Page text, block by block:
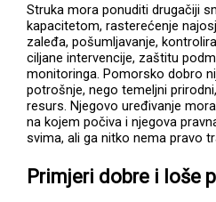
Struka mora ponuditi drugačiji
kapacitetom, rasterećenje
zaleđa, pošumljavanje,
ciljane intervencije, zaštitu
monitoringa. Pomorsko dobro
potrošnje, nego temeljni
resurs. Njegovo uređivanje
na kojem počiva i njegova
svima, ali ga nitko nema pravo
Primjeri dobre i loše